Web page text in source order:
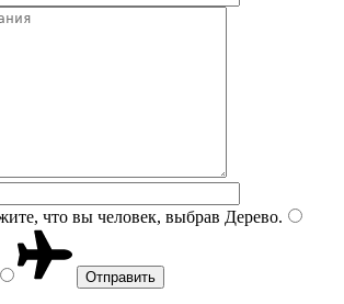
что вы человек, выбрав Дерево.